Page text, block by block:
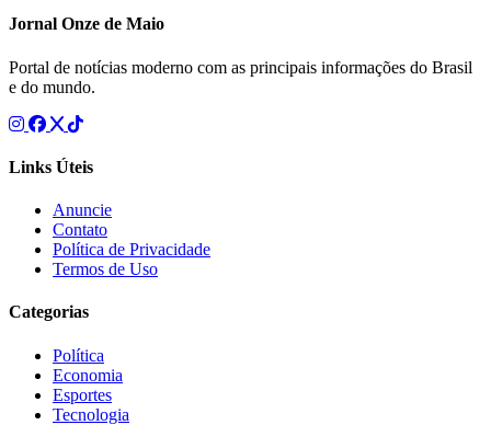
Jornal Onze de Maio
Portal de notícias moderno com as principais informações do Brasil
e do mundo.
Links Úteis
Anuncie
Contato
Política de Privacidade
Termos de Uso
Categorias
Política
Economia
Esportes
Tecnologia